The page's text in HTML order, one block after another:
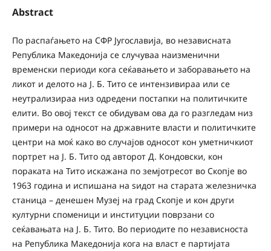
Abstract
По распаѓањето на СФР Југославија, во независната
Република Македонија се случуваа наизменични
временски периоди кога сеќавањето и заборавањето на
ликот и делото на Ј. Б. Тито се интензивираа или се
неутрализираа низ одредени постапки на политичките
елити. Во овој текст се обидувам ова да го разгледам низ
примери на односот на државните власти и политичките
центри на моќ како во случајов односот кон уметничкиот
портрет на Ј. Б. Тито од авторот Д. Кондовски, кон
пораката на Тито искажана по земјотресот во Скопје во
1963 година и испишана на ѕидот на старата железничка
станица – денешен Музеј на град Скопје и кон други
културни споменици и институции поврзани со
сеќавањата на Ј. Б. Тито. Во периодите по независноста
на Република Македонија кога на власт e партијата